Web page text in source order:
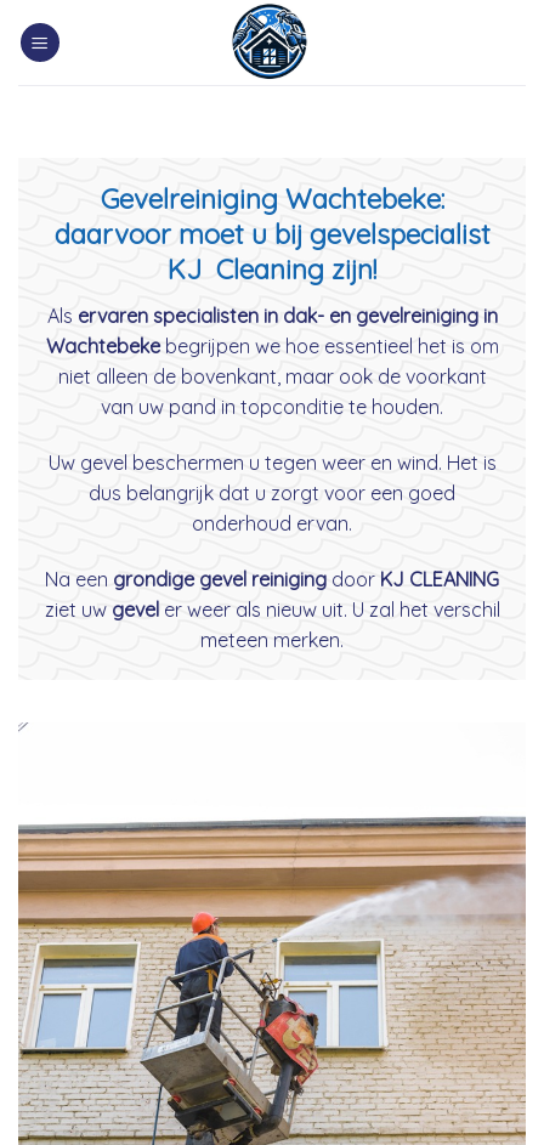
Gevelreiniging Wachtebeke:
daarvoor moet u bij gevelspecialist
KJ Cleaning zijn!
Als ervaren specialisten in dak- en gevelreiniging in
Wachtebekebegrijpen we hoe essentieel het is om
niet alleen de bovenkant, maar ook de voorkant
van uw pand in topconditie te houden.
Uw gevel beschermen u tegen weer en wind. Het is
dus belangrijk dat u zorgt voor een goed
onderhoud ervan.
Na een grondige gevel reiniging door KJ CLEANING
ziet uw geveler weer als nieuw uit. U zal het verschil
meteen merken.